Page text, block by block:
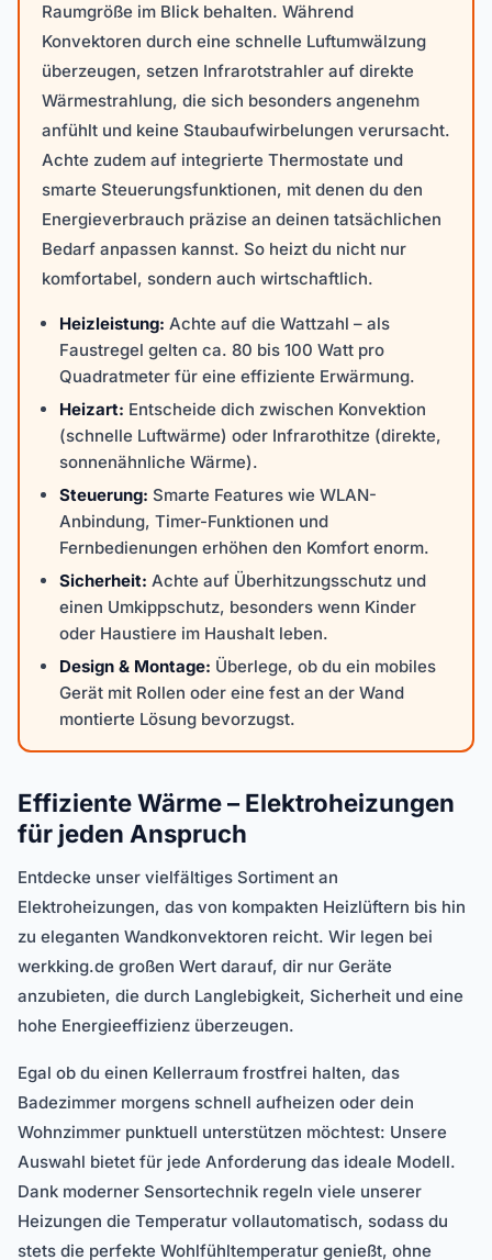
Raumgröße im Blick behalten. Während
Konvektoren durch eine schnelle Luftumwälzung
überzeugen, setzen Infrarotstrahler auf direkte
Wärmestrahlung, die sich besonders angenehm
anfühlt und keine Staubaufwirbelungen verursacht.
Achte zudem auf integrierte Thermostate und
smarte Steuerungsfunktionen, mit denen du den
Energieverbrauch präzise an deinen tatsächlichen
Bedarf anpassen kannst. So heizt du nicht nur
komfortabel, sondern auch wirtschaftlich.
Heizleistung: Achte auf die Wattzahl – als
Faustregel gelten ca. 80 bis 100 Watt pro
Quadratmeter für eine effiziente Erwärmung.
Heizart: Entscheide dich zwischen Konvektion
(schnelle Luftwärme) oder Infrarothitze (direkte,
sonnenähnliche Wärme).
Steuerung: Smarte Features wie WLAN-
Anbindung, Timer-Funktionen und
Fernbedienungen erhöhen den Komfort enorm.
Sicherheit: Achte auf Überhitzungsschutz und
einen Umkippschutz, besonders wenn Kinder
oder Haustiere im Haushalt leben.
Design & Montage: Überlege, ob du ein mobiles
Gerät mit Rollen oder eine fest an der Wand
montierte Lösung bevorzugst.
Effiziente Wärme – Elektroheizungen
für jeden Anspruch
Entdecke unser vielfältiges Sortiment an
Elektroheizungen, das von kompakten Heizlüftern bis hin
zu eleganten Wandkonvektoren reicht. Wir legen bei
werkking.de großen Wert darauf, dir nur Geräte
anzubieten, die durch Langlebigkeit, Sicherheit und eine
hohe Energieeffizienz überzeugen.
Egal ob du einen Kellerraum frostfrei halten, das
Badezimmer morgens schnell aufheizen oder dein
Wohnzimmer punktuell unterstützen möchtest: Unsere
Auswahl bietet für jede Anforderung das ideale Modell.
Dank moderner Sensortechnik regeln viele unserer
Heizungen die Temperatur vollautomatisch, sodass du
stets die perfekte Wohlfühltemperatur genießt, ohne